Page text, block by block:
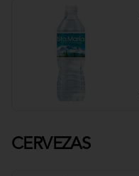
CERVEZAS